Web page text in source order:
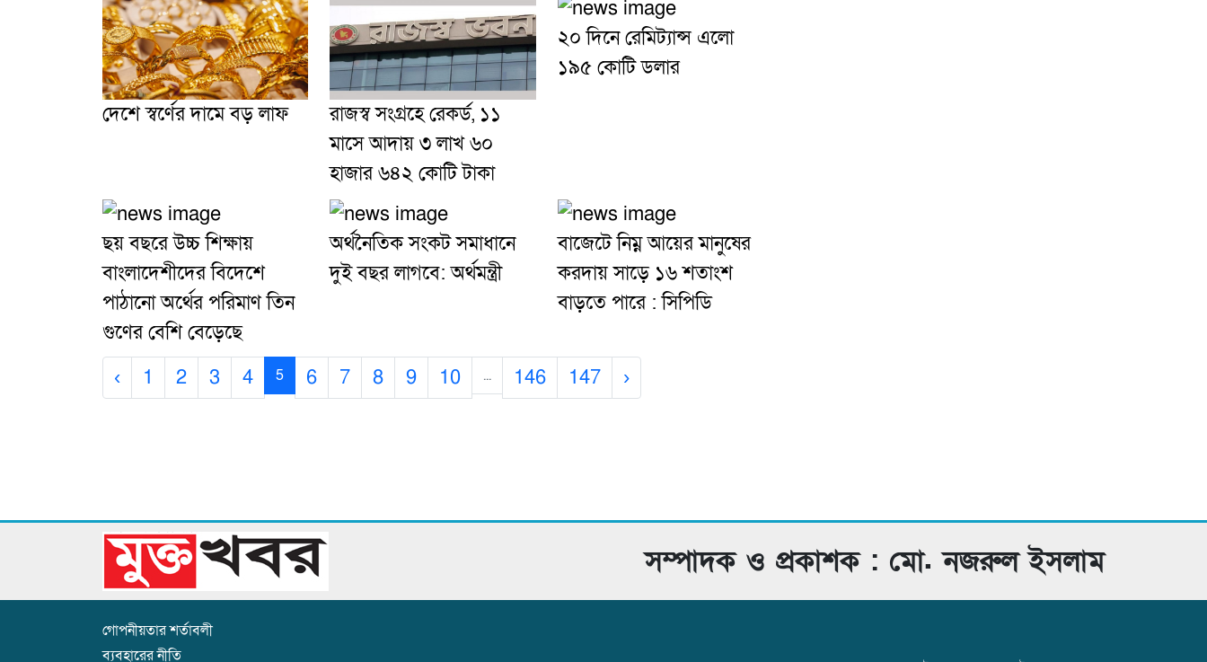
দেশে স্বর্ণের দামে বড় লাফ
রাজস্ব সংগ্রহে রেকর্ড, ১১
মাসে আদায় ৩ লাখ ৬০
হাজার ৬৪২ কোটি টাকা
২০ দিনে রেমিট্যান্স এলো
১৯৫ কোটি ডলার
ছয় বছরে উচ্চ শিক্ষায়
বাংলাদেশীদের বিদেশে
পাঠানো অর্থের পরিমাণ তিন
গুণের বেশি বেড়েছে
অর্থনৈতিক সংকট সমাধানে
দুই বছর লাগবে: অর্থমন্ত্রী
বাজেটে নিম্ন আয়ের মানুষের
করদায় সাড়ে ১৬ শতাংশ
বাড়তে পারে : সিপিডি
‹ 1 2 3 4 5 6 7 8 9 10 ... 146 147 ›
সম্পাদক ও প্রকাশক : মো. নজরুল ইসলাম
গোপনীয়তার শর্তাবলী
ব্যবহারের নীতি